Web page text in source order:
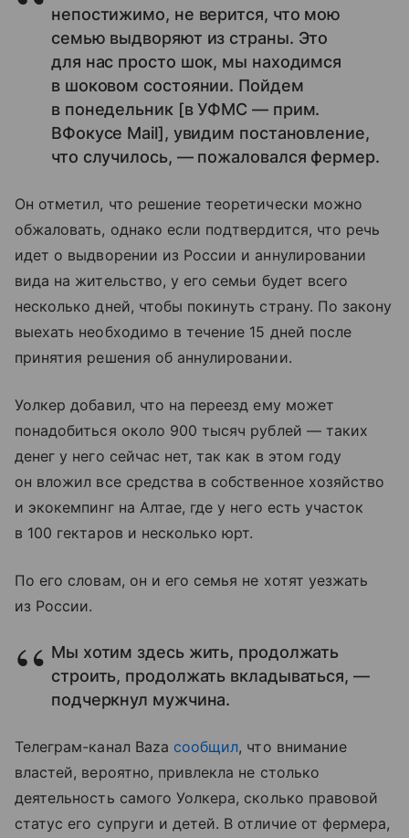
непостижимо, не верится, что мою
семью выдворяют из страны. Это
для нас просто шок, мы находимся
в шоковом состоянии. Пойдем
в понедельник [в УФМС — прим.
ВФокусе Mail], увидим постановление,
что случилось, — пожаловался фермер.
Он отметил, что решение теоретически можно
обжаловать, однако если подтвердится, что речь
идет о выдворении из России и аннулировании
вида на жительство, у его семьи будет всего
несколько дней, чтобы покинуть страну. По закону
выехать необходимо в течение 15 дней после
принятия решения об аннулировании.
Уолкер добавил, что на переезд ему может
понадобиться около 900 тысяч рублей — таких
денег у него сейчас нет, так как в этом году
он вложил все средства в собственное хозяйство
и экокемпинг на Алтае, где у него есть участок
в 100 гектаров и несколько юрт.
По его словам, он и его семья не хотят уезжать
из России.
Мы хотим здесь жить, продолжать
строить, продолжать вкладываться, —
подчеркнул мужчина.
Телеграм-канал Baza сообщил, что внимание
властей, вероятно, привлекла не столько
деятельность самого Уолкера, сколько правовой
статус его супруги и детей. В отличие от фермера,